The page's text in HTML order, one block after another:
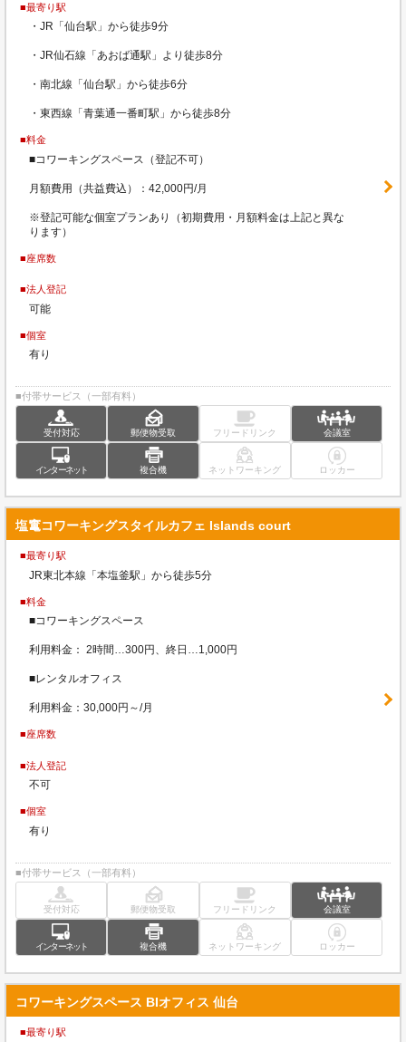
■最寄り駅
・JR「仙台駅」から徒歩9分
・JR仙石線「あおば通駅」より徒歩8分
・南北線「仙台駅」から徒歩6分
・東西線「青葉通一番町駅」から徒歩8分
■料金
■コワーキングスペース（登記不可）
月額費用（共益費込）：42,000円/月
※登記可能な個室プランあり（初期費用・月額料金は上記と異な
ります）
■座席数
■法人登記
可能
■個室
有り
■付帯サービス（一部有料）
受付対応 郵便物受取 フリードリンク 会議室
インターネット 複合機 ネットワーキング ロッカー
塩竃コワーキングスタイルカフェ Islands court
■最寄り駅
JR東北本線「本塩釜駅」から徒歩5分
■料金
■コワーキングスペース
利用料金： 2時間…300円、終日…1,000円
■レンタルオフィス
利用料金：30,000円～/月
■座席数
■法人登記
不可
■個室
有り
■付帯サービス（一部有料）
受付対応 郵便物受取 フリードリンク 会議室
インターネット 複合機 ネットワーキング ロッカー
コワーキングスペース BIオフィス 仙台
■最寄り駅